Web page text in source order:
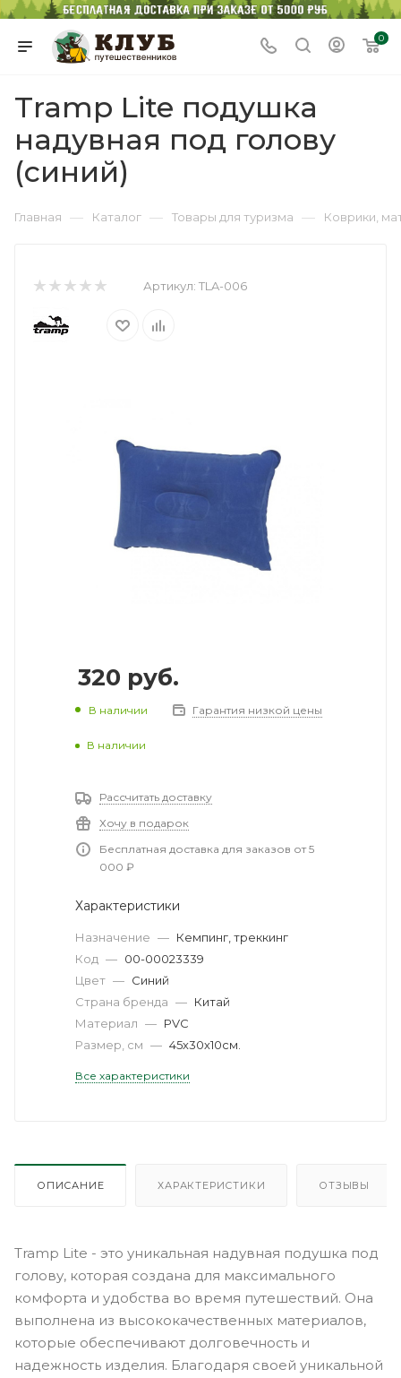
0
Tramp Lite подушка
надувная под голову
(синий)
Главная — Каталог — Товары для туризма — Коврики,
Артикул: TLA-006
320 руб.
В наличии Гарантия низкой цены
В наличии
Рассчитать доставку
Хочу в подарок
Бесплатная доставка для заказов от 5
000 ₽
Характеристики
Назначение — Кемпинг, треккинг
Код — 00-00023339
Цвет — Синий
Страна бренда — Китай
Материал — PVC
Размер, см — 45х30х10см.
Все характеристики
ОПИСАНИЕ ХАРАКТЕРИСТИКИ ОТЗЫВЫ
Tramp Lite - это уникальная надувная подушка под
голову, которая создана для максимального
комфорта и удобства во время путешествий. Она
выполнена из высококачественных материалов,
которые обеспечивают долговечность и
надежность изделия. Благодаря своей уникальной